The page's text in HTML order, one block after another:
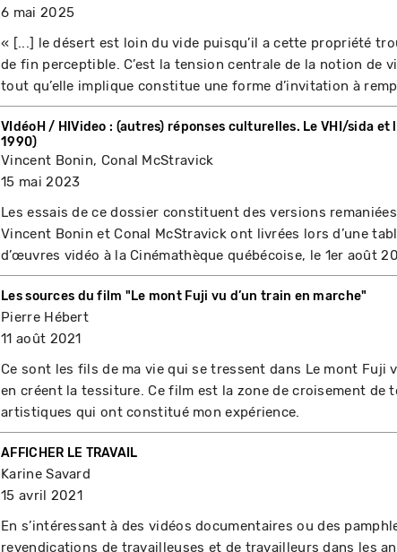
6 mai 2025
« [...] le désert est loin du vide puisqu’il a cette propriété
de fin perceptible. C’est la tension centrale de la notion de
tout qu’elle implique constitue une forme d’invitation à
VIdéoH / HIVideo : (autres) réponses culturelles. Le VHI/sida et
1990)
Vincent Bonin, Conal McStravick
15 mai 2023
Les essais de ce dossier constituent des versions
Vincent Bonin et Conal McStravick ont livrées lors d’une
d’œuvres vidéo à la Cinémathèque québécoise, le 1er août
Les sources du film "Le mont Fuji vu d’un train en marche"
Pierre Hébert
11 août 2021
Ce sont les fils de ma vie qui se tressent dans Le mont Fuji
en créent la tessiture. Ce film est la zone de croisement de
artistiques qui ont constitué mon expérience.
AFFICHER LE TRAVAIL
Karine Savard
15 avril 2021
En s’intéressant à des vidéos documentaires ou des
revendications de travailleuses et de travailleurs dans les